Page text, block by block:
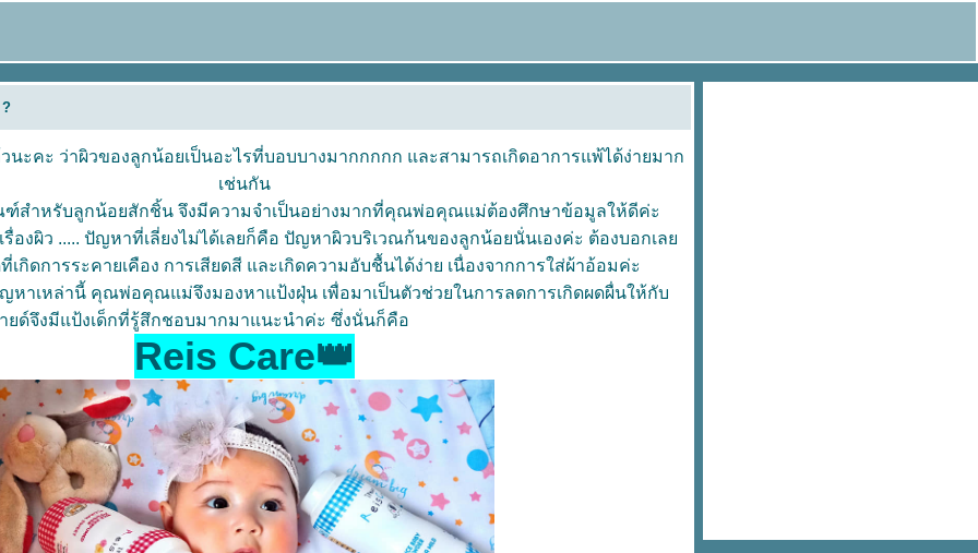
นะคะ ว่าผิวของลูกน้อยเป็นอะไรที่บอบบางมากกกกก และสามารถเกิดอาการแพ้ได้ง่ายมาก
เช่นกัน
ฑ์สำหรับลูกน้อยสักชิ้น จึงมีความจำเป็นอย่างมากที่คุณพ่อคุณแม่ต้องศึกษาข้อมูลให้ดีค่ะ
องผิว ..... ปัญหาที่เลี่ยงไม่ได้เลยก็คือ ปัญหาผิวบริเวณก้นของลูกน้อยนั่นเองค่ะ ต้องบอกเล
เกิดการระคายเคือง การเสียดสี และเกิดความอับชื้นได้ง่าย เนื่องจากการใส่ผ้าอ้อมค่ะ
หาเหล่านี้ คุณพ่อคุณแม่จึงมองหาแป้งฝุ่น เพื่อมาเป็นตัวช่วยในการลดการเกิดผดผื่นให้กับ
ยด์จึงมีแป้งเด็กที่รู้สึกชอบมากมาแนะนำค่ะ ซึ่งนั่นก็คือ
Reis Care👑